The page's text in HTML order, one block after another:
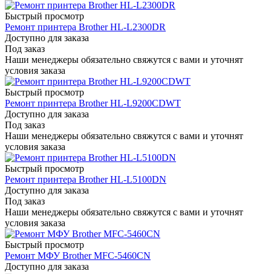
Быстрый просмотр
Ремонт принтера Brother HL-L2300DR
Доступно для заказа
Под заказ
Наши менеджеры обязательно свяжутся с вами и уточнят
условия заказа
Быстрый просмотр
Ремонт принтера Brother HL-L9200CDWT
Доступно для заказа
Под заказ
Наши менеджеры обязательно свяжутся с вами и уточнят
условия заказа
Быстрый просмотр
Ремонт принтера Brother HL-L5100DN
Доступно для заказа
Под заказ
Наши менеджеры обязательно свяжутся с вами и уточнят
условия заказа
Быстрый просмотр
Ремонт МФУ Brother MFC-5460CN
Доступно для заказа